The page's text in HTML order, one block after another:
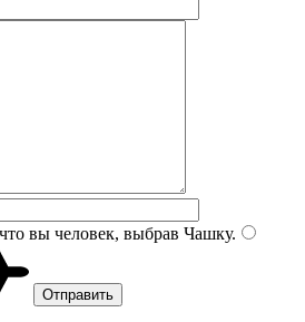
вы человек, выбрав Чашку.